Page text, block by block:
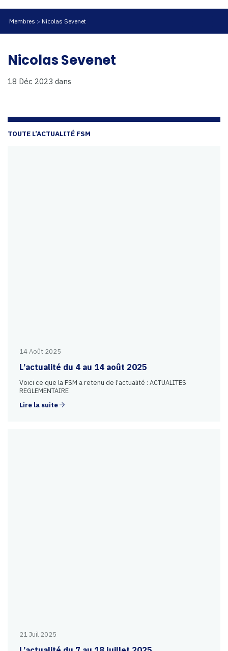
Membres Nicolas Sevenet
Nicolas Sevenet
18 Déc 2023 dans
TOUTE L’ACTUALITÉ FSM
14 Août 2025
L’actualité du 4 au 14 août 2025
Voici ce que la FSM a retenu de l’actualité : ACTUALITES
REGLEMENTAIRE
Lire la suite
21 Juil 2025